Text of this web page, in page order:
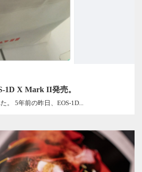
1D X Mark II発売。
。 5年前の昨日、EOS-1D...